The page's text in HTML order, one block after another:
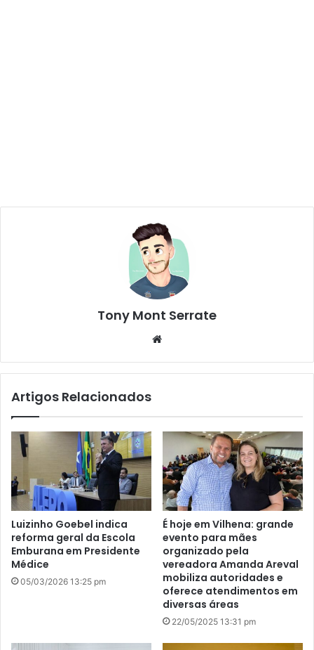
Tony Mont Serrate
te
Artigos Relacionados
Luizinho Goebel indica
reforma geral da Escola
Emburana em Presidente
Médice
05/03/2026 13:25 pm
É hoje em Vilhena: grande
evento para mães
organizado pela
vereadora Amanda Areval
mobiliza autoridades e
oferece atendimentos em
diversas áreas
22/05/2025 13:31 pm